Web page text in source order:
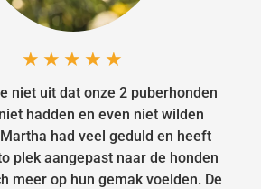
★★★★★
niet uit dat onze 2 puberhonden
hadden en even niet wilden
had veel geduld en heeft
plek aangepast naar de honden
meer op hun gemak voelden. De